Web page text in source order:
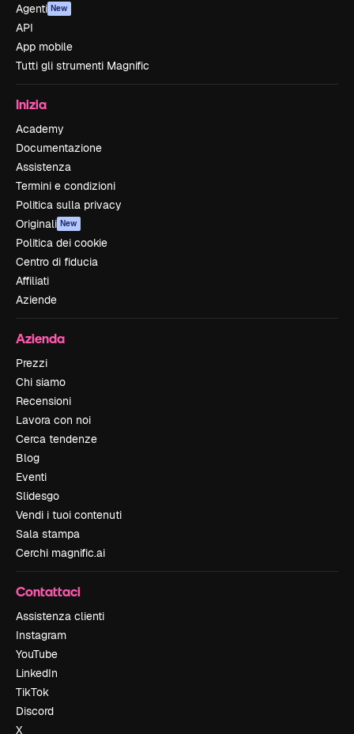
Agenti New
API
App mobile
Tutti gli strumenti Magnific
Inizia
Academy
Documentazione
Assistenza
Termini e condizioni
Politica sulla privacy
Originali New
Politica dei cookie
Centro di fiducia
Affiliati
Aziende
Azienda
Prezzi
Chi siamo
Recensioni
Lavora con noi
Cerca tendenze
Blog
Eventi
Slidesgo
Vendi i tuoi contenuti
Sala stampa
Cerchi magnific.ai
Contattaci
Assistenza clienti
Instagram
YouTube
LinkedIn
TikTok
Discord
X